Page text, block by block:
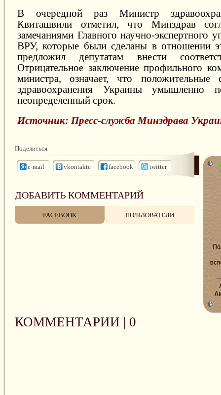
В очередной раз Министр
Квиташвили отметил, что Минздрав
замечаниями Главного научно-экспертного
ВРУ, которые были сделаны в отношении
предложил депутатам внести
Отрицательное заключение профильного
министра, означает, что положительные
здравоохранения Украины умышленно
неопределенный срок.
Источник: Пресс-служба Минздрава
Поделиться
e-mail vkontakte facebook twitter
ДОБАВИТЬ КОММЕНТАРИЙ
FACEBOOK ПОЛЬЗОВАТЕЛИ
КОММЕНТАРИИ | 0